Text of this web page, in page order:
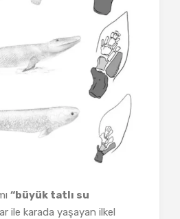
“büyük tatlı su
ile karada yaşayan ilkel